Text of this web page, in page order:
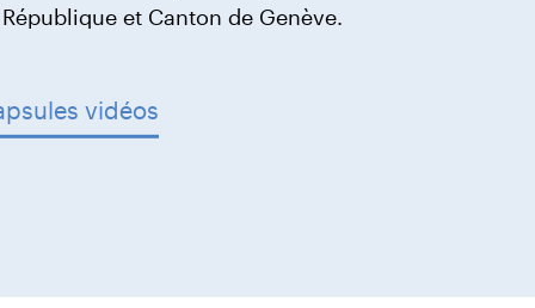
et Canton de Genève.
vidéos